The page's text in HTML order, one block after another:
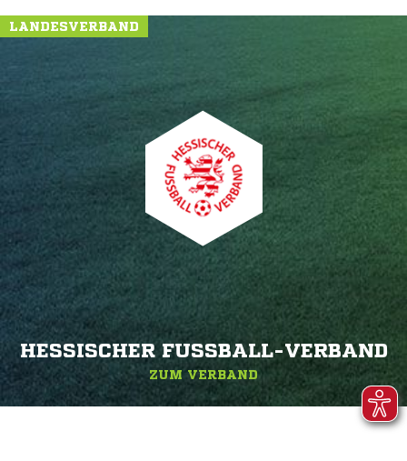
LANDESVERBAND
HESSISCHER FUSSBALL-VERBAND
ZUM VERBAND